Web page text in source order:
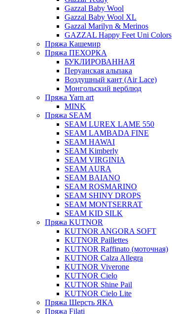
Gazzal Baby Wool
Gazzal Baby Wool XL
Gazzal Marilyn & Merinos
GAZZAL Happy Feet Uni Colors
Пряжа Кашемир
Пряжа ПЕХОРКА
БУКЛИРОВАННАЯ
Перуанская альпака
Воздушный кант (Air Lace)
Монгольский верблюд
Пряжа Yarn art
MINK
Пряжа SEAM
SEAM LUREX LAME 550
SEAM LAMBADA FINE
SEAM HAWAI
SEAM Kimberly
SEAM VIRGINIA
SEAM AURA
SEAM BAIANO
SEAM ROSMARINO
SEAM SHINY DROPS
SEAM MONTSERRAT
SEAM KID SILK
Пряжа KUTNOR
KUTNOR ANGORA SOFT
KUTNOR Paillettes
KUTNOR Raffinato (моточная)
KUTNOR Calza Allegra
KUTNOR Viverone
KUTNOR Cielo
KUTNOR Shine Pail
KUTNOR Cielo Lite
Пряжа Шерсть ЯКА
Пряжа Filati